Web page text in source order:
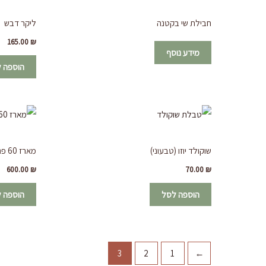
חבילת שי בקטנה
מידע נוסף
ליקר דבש
165.00 ₪
שוקולד יוזו (טבעוני)
70.00 ₪
הוספה לסל
מארז 60 פרלינים
600.00 ₪
→
1
2
3